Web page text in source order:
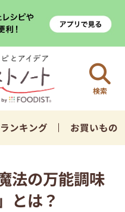
検索
ランキング お買いもの
法の万能調味
とは？